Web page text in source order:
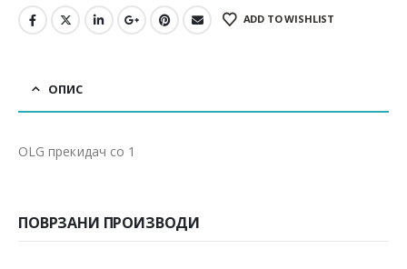
ADD TO WISHLIST
ОПИС
OLG прекидач со 1
ПОВРЗАНИ ПРОИЗВОДИ